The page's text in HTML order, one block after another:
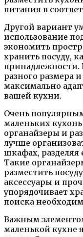
питания в
Другой вариант
использование
экономить
хранить посуду,
принадлежности.
разного размера
максимально
вашей кухни.
Очень
маленьких
органайзеры и
лучше
шкафах,
Такие
разместить
аксессуары и
упорядочивает
поиска
Важным
маленькой